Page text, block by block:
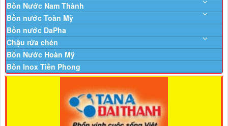
Bồn Nước Nam Thành
Bồn nước Toàn Mỹ
Bồn nước DaPha
Chậu rửa chén
Bồn Nước Hoàn Mỹ
Bồn Inox Tiền Phong